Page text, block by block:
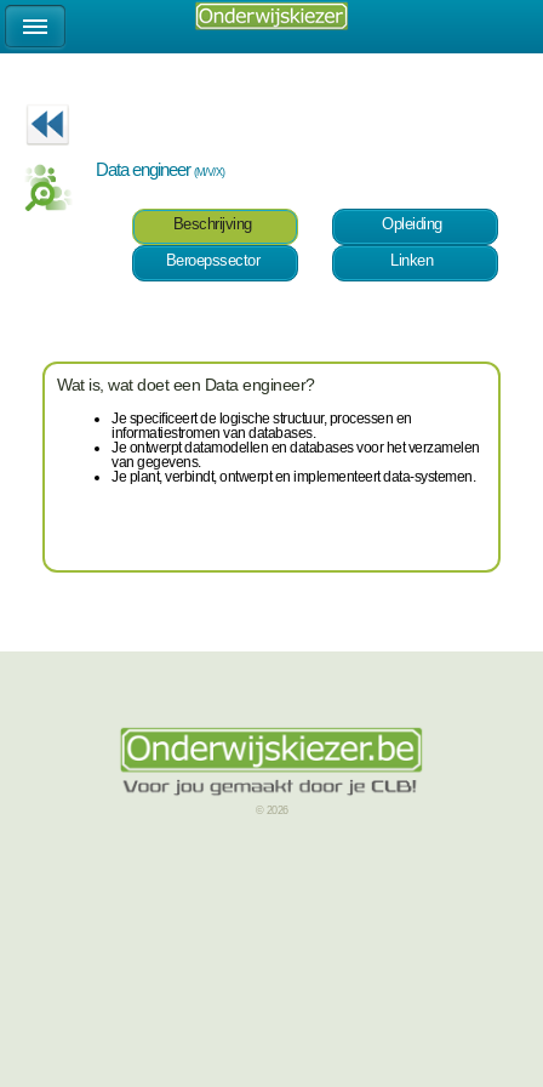
Data engineer(M/V/X)
Beschrijving
Opleiding
Beroepssector
Linken
Wat is, wat doet een Data engineer?
Je specificeert de logische structuur, processen en
informatiestromen van databases.
Je ontwerpt datamodellen en databases voor het verzamelen
van gegevens.
Je plant, verbindt, ontwerpt en implementeert data-systemen.
© 2026